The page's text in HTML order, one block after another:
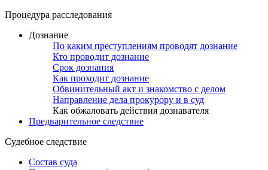
Процедура расследования
Дознание
По каким преступлениям проводят дознание
Кто проводит дознание
Срок дознания
Как проходит дознание
Обвинительный акт и знакомство с делом
Направление дела прокурору и в суд
Как обжаловать действия дознавателя
Предварительное следствие
Судебное следствие
Состав суда